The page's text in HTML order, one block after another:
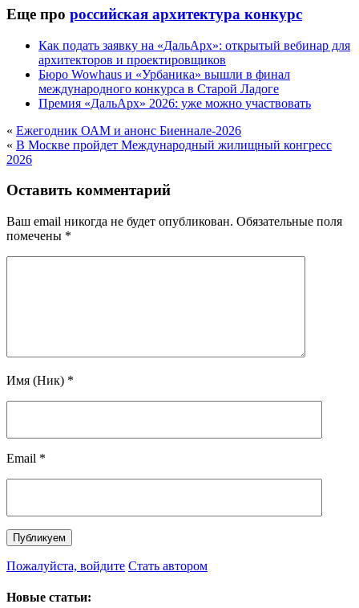
Еще про российская архитектура конкурс
Как подать заявку на «ДальАрх»: открытый вебинар для
архитекторов и проектировщиков
Бюро Wowhaus и «Урбаника» вышли в финал
международного конкурса в Старой Ладоге
Премия «ДальАрх» 2026: уже можно участвовать
« Ежегодник ОАМ и анонс Биеннале-2026
« В Москве пройдет Международный жилищный конгресс
2026
Оставить комментарий
Ваш email никогда не будет опубликован. Обязательные поля
помечены *
Имя (Ник) *
Email *
Пожалуйста, войдите Стать автором
Новые статьи: